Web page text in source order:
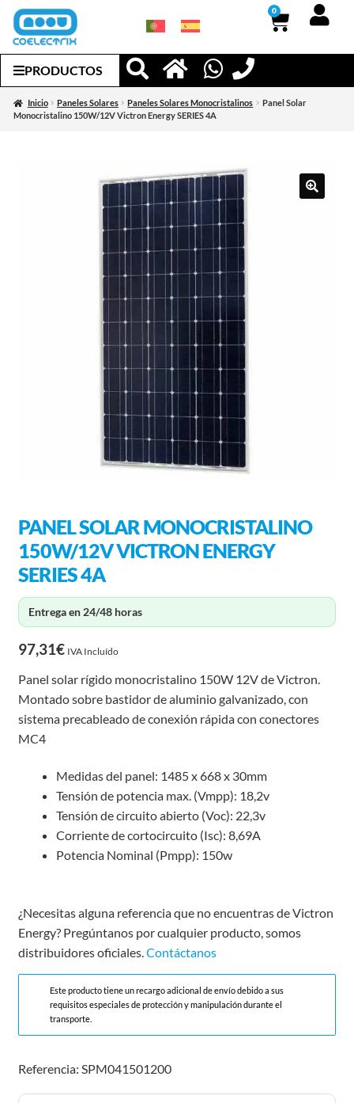
0
PRODUCTOS
Inicio Paneles Solares Paneles Solares Monocristalinos
Panel Solar
Monocristalino 150W/12V Victron Energy SERIES 4A
PANEL SOLAR MONOCRISTALINO
150W/12V VICTRON ENERGY
SERIES 4A
Entrega en 24/48 horas
97,31€ IVA Incluído
Panel solar rígido monocristalino 150W 12V de Victron.
Montado sobre bastidor de aluminio galvanizado, con
sistema precableado de conexión rápida con conectores
MC4
Medidas del panel: 1485 x 668 x 30mm
Tensión de potencia max. (Vmpp): 18,2v
Tensión de circuito abierto (Voc): 22,3v
Corriente de cortocircuito (Isc): 8,69A
Potencia Nominal (Pmpp): 150w
¿Necesitas alguna referencia que no encuentras de Victron
Energy? Pregúntanos por cualquier producto, somos
distribuidores oficiales. Contáctanos
Este producto tiene un recargo adicional de envío debido a sus
requisitos especiales de protección y manipulación durante el
transporte.
Referencia: SPM041501200